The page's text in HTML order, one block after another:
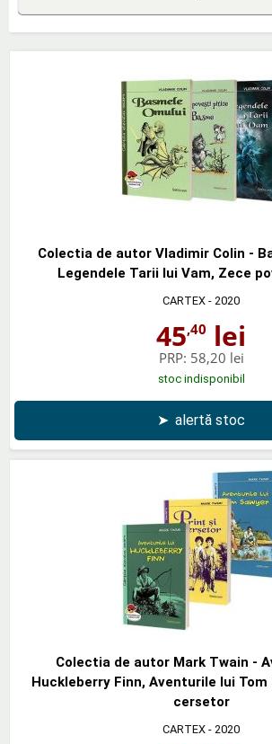
Colectia de autor Vladimir Colin -
Legendele Tarii lui Vam, Zece
CARTEX - 2020
45,40 lei
PRP: 58,20 lei
stoc indisponibil
➤ alertă stoc
Colectia de autor Mark Twain -
Huckleberry Finn, Aventurile lui Tom
cersetor
CARTEX - 2020